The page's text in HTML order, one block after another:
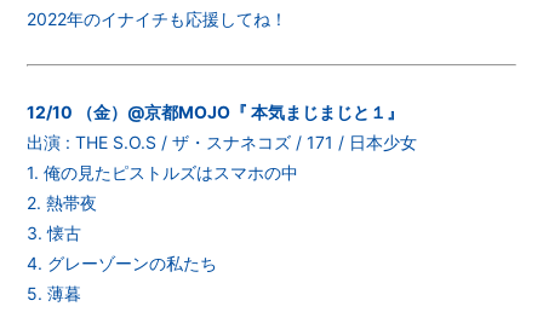
2022年のイナイチも応援してね！
12/10 （金）@京都MOJO『 本気まじまじと１』
出演 : THE S.O.S / ザ・スナネコズ / 171 / 日本少女
1. 俺の見たピストルズはスマホの中
2. 熱帯夜
3. 懐古
4. グレーゾーンの私たち
5. 薄暮